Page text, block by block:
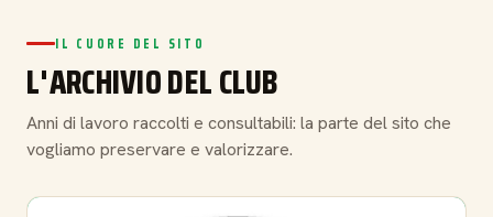
IL CUORE DEL SITO
L'ARCHIVIO DEL CLUB
Anni di lavoro raccolti e consultabili: la parte del sito che
vogliamo preservare e valorizzare.